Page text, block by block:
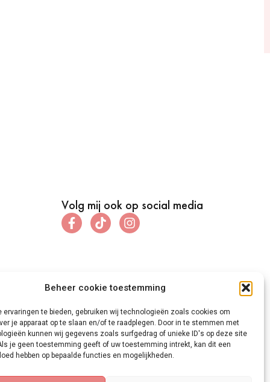
Beheer cookie toestemming
ervaringen te bieden, gebruiken wij technologieën zoals cookies om
je apparaat op te slaan en/of te raadplegen. Door in te stemmen met
kunnen wij gegevens zoals surfgedrag of unieke ID's op deze site
je geen toestemming geeft of uw toestemming intrekt, kan dit een
hebben op bepaalde functies en mogelijkheden.
Volg mij ook op social media